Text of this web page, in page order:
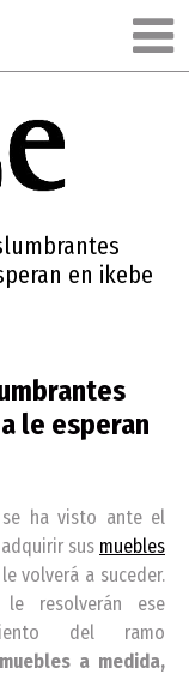
en ikebe
le esperan
ha visto ante el
sus muebles
volverá a suceder.
resolverán ese
del ramo
a medida,